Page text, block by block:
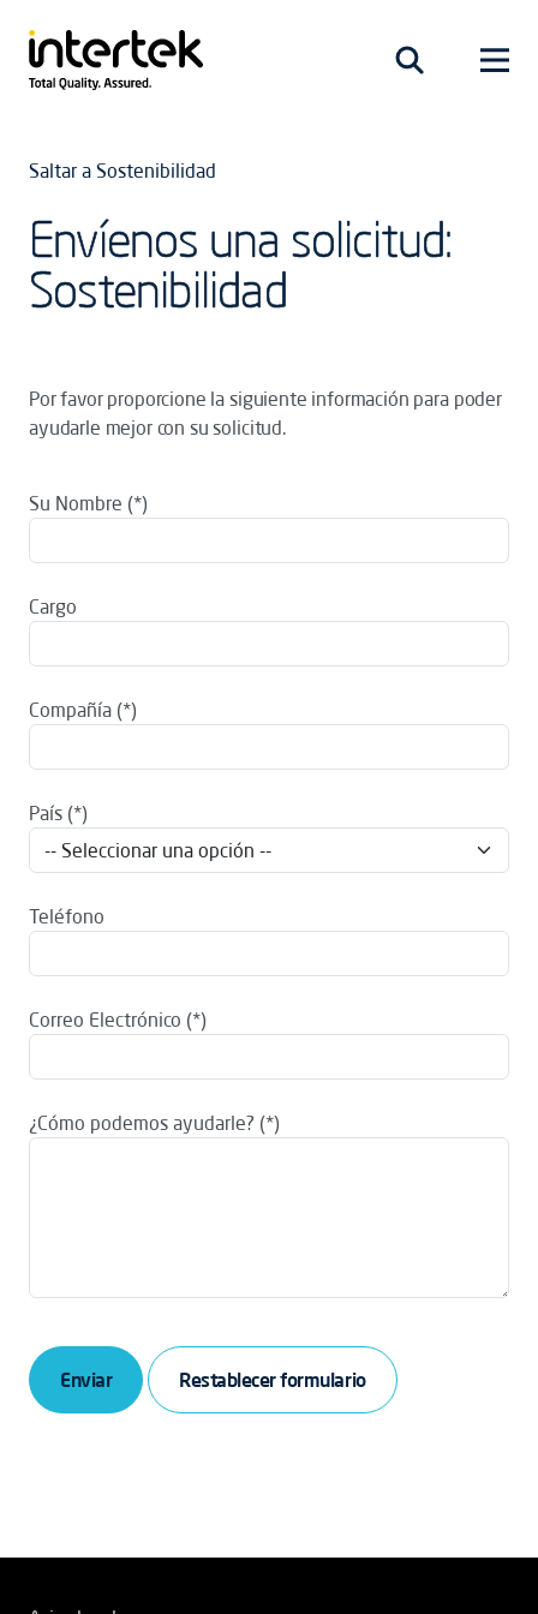
Saltar a Sostenibilidad
Envíenos una solicitud:
Sostenibilidad
Por favor proporcione la siguiente información para poder
ayudarle mejor con su solicitud.
Su Nombre
Cargo
Compañía
País
Teléfono
Correo Electrónico
¿Cómo podemos ayudarle?
Enviar